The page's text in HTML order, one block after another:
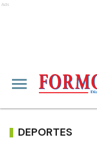
Ads
DEPORTES